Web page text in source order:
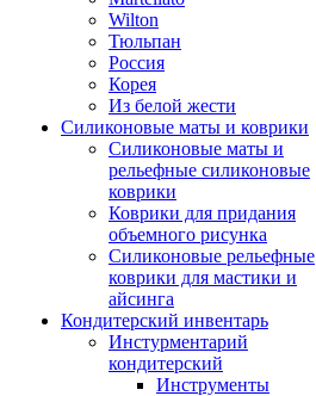
Wilton
Тюльпан
Россия
Корея
Из белой жести
Силиконовые маты и коврики
Силиконовые маты и
рельефные силиконовые
коврики
Коврики для придания
объемного рисунка
Силиконовые рельефные
коврики для мастики и
айсинга
Кондитерский инвентарь
Инстурментарий
кондитерский
Инструменты